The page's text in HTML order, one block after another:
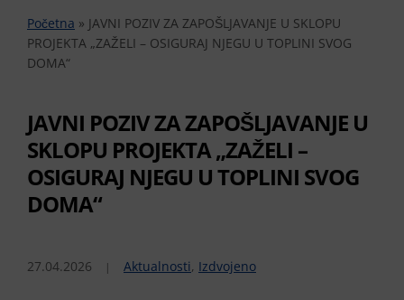
Početna » JAVNI POZIV ZA ZAPOŠLJAVANJE U SKLOPU
PROJEKTA „ZAŽELI – OSIGURAJ NJEGU U TOPLINI SVOG
DOMA“
JAVNI POZIV ZA ZAPOŠLJAVANJE U
SKLOPU PROJEKTA „ZAŽELI –
OSIGURAJ NJEGU U TOPLINI SVOG
DOMA“
27.04.2026 Aktualnosti, Izdvojeno